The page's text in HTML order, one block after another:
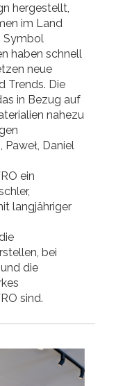
hergestellt,
im Land
Symbol
haben schnell
neue
Trends. Die
in Bezug auf
nahezu
Daniel
ein
langjähriger
bei
die
sind.